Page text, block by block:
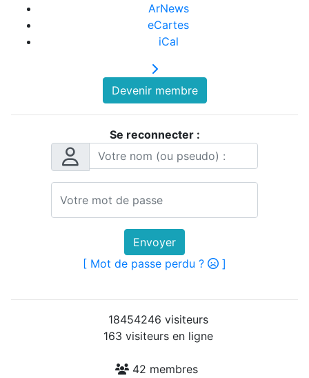
ArNews
eCartes
iCal
Devenir membre
Se reconnecter :
Envoyer
[ Mot de passe perdu ?
]
18454246 visiteurs
163 visiteurs en ligne
42 membres